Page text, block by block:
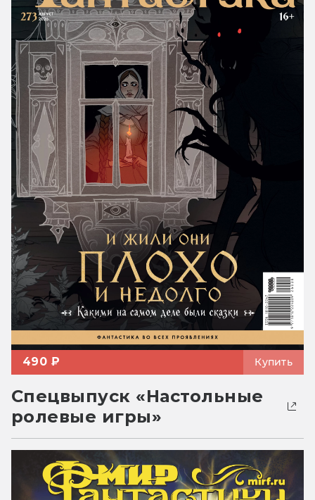
490 ₽ Купить
Спецвыпуск «Настольные
ролевые игры»